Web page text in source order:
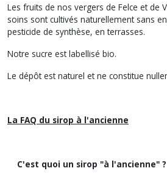
Les fruits de nos vergers de Felce et de
soins sont cultivés naturellement sans
pesticide de synthèse, en terrasses.
Notre sucre est labellisé bio.
Le dépôt est naturel et ne constitue
La FAQ du sirop à l'ancienne
C'est quoi un sirop "à l'ancienne" ?